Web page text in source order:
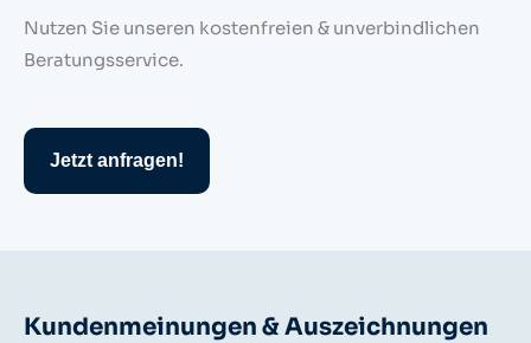
Nutzen Sie unseren kostenfreien & unverbindlichen
Beratungsservice.
Jetzt anfragen!
Kundenmeinungen & Auszeichnungen